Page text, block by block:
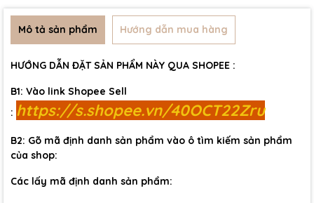
Mô tả sản phẩm Hướng dẫn mua hàng
HƯỚNG DẪN ĐẶT SẢN PHẨM NÀY QUA SHOPEE :
B1: Vào link Shopee Sell
: https://s.shopee.vn/40OCT22Zru
B2: Gõ mã định danh sản phẩm vào ô tìm kiếm sản phẩm
của shop:
Các lấy mã định danh sản phẩm: